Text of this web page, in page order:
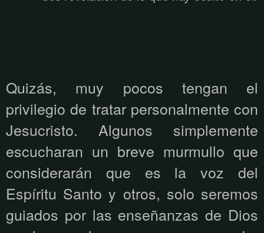
Quizás, muy pocos tengan el
privilegio de tratar personalmente con
Jesucristo. Algunos simplemente
escucharan un breve murmullo que
considerarán que es la voz del
Espíritu Santo y otros, solo seremos
guiados por las enseñanzas de Dios